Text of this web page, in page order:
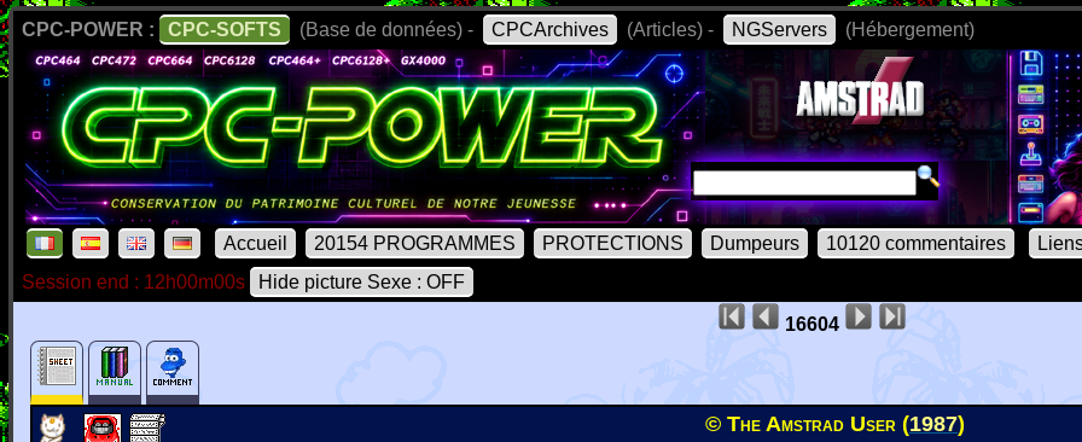
CPC-POWER : CPC-SOFTS (Base de données) - CPCArchives (Articles) - NGServers (Hébergement)
Accueil 20154 PROGRAMMES PROTECTIONS Dumpeurs 10120 commentaires
Session end : 12h00m00s
Hide picture Sexe : OFF
16604
© The Amstrad User (1987)